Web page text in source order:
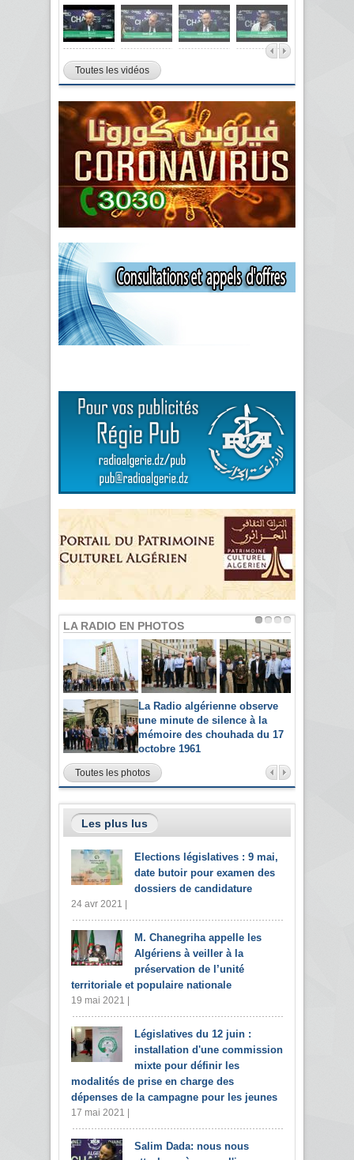
Toutes les vidéos
LA RADIO EN PHOTOS
La Radio algérienne observe
une minute de silence à la
mémoire des chouhada du 17
octobre 1961
Toutes les photos
Les plus lus
Elections législatives : 9 mai,
date butoir pour examen des
dossiers de candidature
24 avr 2021 |
M. Chanegriha appelle les
Algériens à veiller à la
préservation de l’unité
territoriale et populaire nationale
19 mai 2021 |
Législatives du 12 juin :
installation d'une commission
mixte pour définir les
modalités de prise en charge des
dépenses de la campagne pour les jeunes
17 mai 2021 |
Salim Dada: nous nous